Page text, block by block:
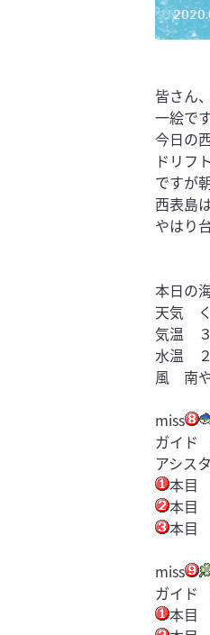
皆さん
一絵で
今日の
ドリフ
ですが
西表島
やはり
本日の
天気
気温
水温
風 南
miss
ガイ
アシス
本目
本目
本目
miss
ガイ
本目